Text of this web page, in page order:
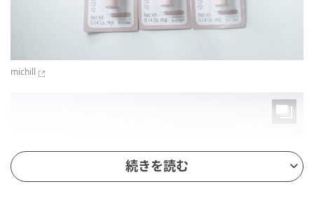
michill
続きを読む